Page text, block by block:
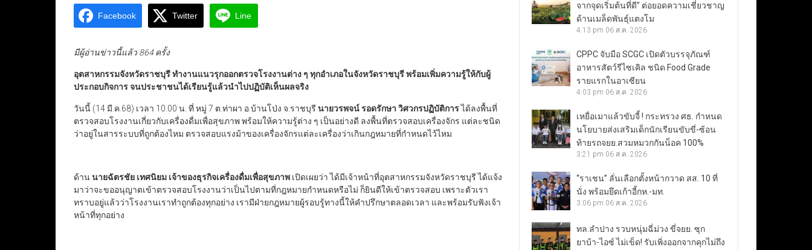
Facebook Twitter Line
มีผู้อ่านข่าวนี้แล้ว 864 ครั้ง
อุตสาหกรรมจังหวัดราชบุรี ทำงานแนวรุกออกตรวจโรงงานต่าง ๆ ทุกอำเภอในจังหวัดราชบุรี พร้อมเพิ่มความรู้ให้กับผู้
ประกอบกิจการ จนประชาชนได้เรียนรู้แล้วนำไปปฏิบัติเห็นผลจริง
วันนี้ (14 มี.ค.68) เวลา 10.00 น. ที่ หมู่ 7 ต.ท่าผา อ.บ้านโป่ง จ.ราชบุรี นายวรพจน์ รอดรักษา วิศวกรปฏิบัติการได้ลงพื้นที่
ตรวจสอบโรงงานเกี่ยวกับเครื่องดื่มเพื่อสุขภาพ พร้อมให้ความรู้ต่าง ๆ เป็นอย่างดี ลงพื้นที่ตรวจสอบเครื่องจักร แต่ละชนิด
ว่าอยู่ในสารระบบที่ถูกต้องไหม ตรวจสอบแรงม้าของเครื่องจักรแต่ละเครื่องว่าเกินกฎหมายที่กำหนดไว้ไหม
ด้านนายฉัตรชัย เทศนิยม เจ้าของธุรกิจเครื่องดื่มเพื่อสุขภาพ เปิดเผยว่า ได้มีเจ้าหน้าที่อุตสาหกรรมจังหวัดราชบุรี ได้แจ้ง
มาว่าจะขออนุญาตเข้าตรวจสอบโรงงานว่าเป็นไปตามที่กฎหมายกำหนดหรือไม่ ก็ยินดีให้เข้าตรวจสอบ เพราะตัวเรา
ทราบอยู่แล้วว่าโรงงานเราทำถูกต้องทุกอย่าง เรามีฝ่ายกฎหมายผู้รอบรู้ทางนี้ให้คำปรึกษาตลอดเวลา และพร้อมรับฟังเจ้า
หน้าที่ทุกอย่าง
จากจุดเริ่มต้นที่ดี” ต่อยอดความเชี่ยวชาญ
ด้านเมล็ดพันธุ์แตงโม
4:13 pm 06 ส.ค. 2026
CPPC จับมือ SCGC เปิดตัวบรรจุภัณฑ์
อาหารสัตว์รีไซเคิล ชนิด Food Grade
รายแรกในอาเซียน
4:03 pm 06 ส.ค. 2026
เหยื่อเมาแล้วขับจี้ ! กระทรวง ศธ. กำหนด
นโยบายส่งเสริมเด็กนักเรียนขับขี่-ซ้อน
ท้ายรถจยย.สวมหมวกกันน็อค 100%
3:21 pm 06 ส.ค. 2026
“ราเชน” ลั่นเลือกตั้งหน้ากวาด สส. 10 ที่
นั่ง พร้อมยึดเก้าอี้กห.-มท.
3:06 pm 06 ส.ค. 2026
ทล.ลำปาง รวบหนุ่มฉี่ม่วง ขี่จยย. ซุก
ยาบ้า-ไอซ์ ไม่เข็ด! รับเพิ่งออกจากคุกไม่ถึง